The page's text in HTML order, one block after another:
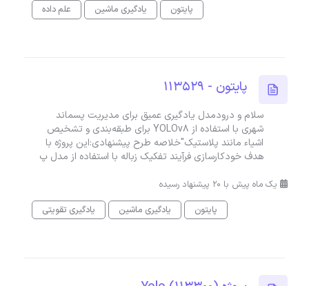
پایتون یادگیری ماشین علم داده
پایتون - 113529
سلام و درودمدل یادگیری عمیق برای مدیریت پسماند
شهری با استفاده از YOLOv8 برای طبقه‌بندی و تشخیص
اشیاء مانند پلاستیک"خلاصه طرح پیشنهادی:این پروژه با
هدف خودکارسازی فرآیند تفکیک زباله با استفاده از مدل پ
یک ماه پیش با 20 پیشنهاد رسیده
پایتون
یادگیری ماشین یادگیری تقویتی